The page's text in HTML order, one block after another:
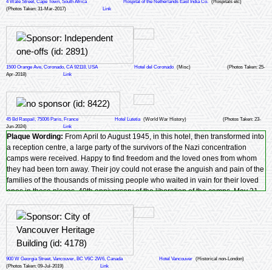
4 Wale Street, Cape Town, South Africa Hospital of the Netherlands East India Co. (Hospitals etc)
(Photos Taken: 31-Mar-2017)
Link
1500 Orange Ave, Coronado, CA 92118, USA Hotel del Coronado (Misc)
(Photos Taken: 25-
Apr-2018)
Link
45 Bd Raspail, 75006 Paris, France Hotel Lutetia (World War History)
(Photos Taken: 23-
Jun-2024)
Link
Plaque Wording: From April to August 1945, in this hotel, then transformed into
a reception centre, a large party of the survivors of the Nazi concentration
camps were received. Happy to find freedom and the loved ones from whom
they had been torn away. Their joy could not erase the anguish and pain of the
families of the thousands of missing people who waited in vain for their loved
ones in these places. 40th anniversary of the liberation of the camps. May 21,
900 W Georgia Street, Vancouver, BC V6C 2W6, Canada Hotel Vancouver (Historical non-London)
(Photos Taken: 09-Jul-2019)
Link